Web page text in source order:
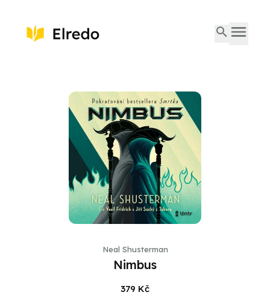
Neal Shusterman
Nimbus
379 Kč